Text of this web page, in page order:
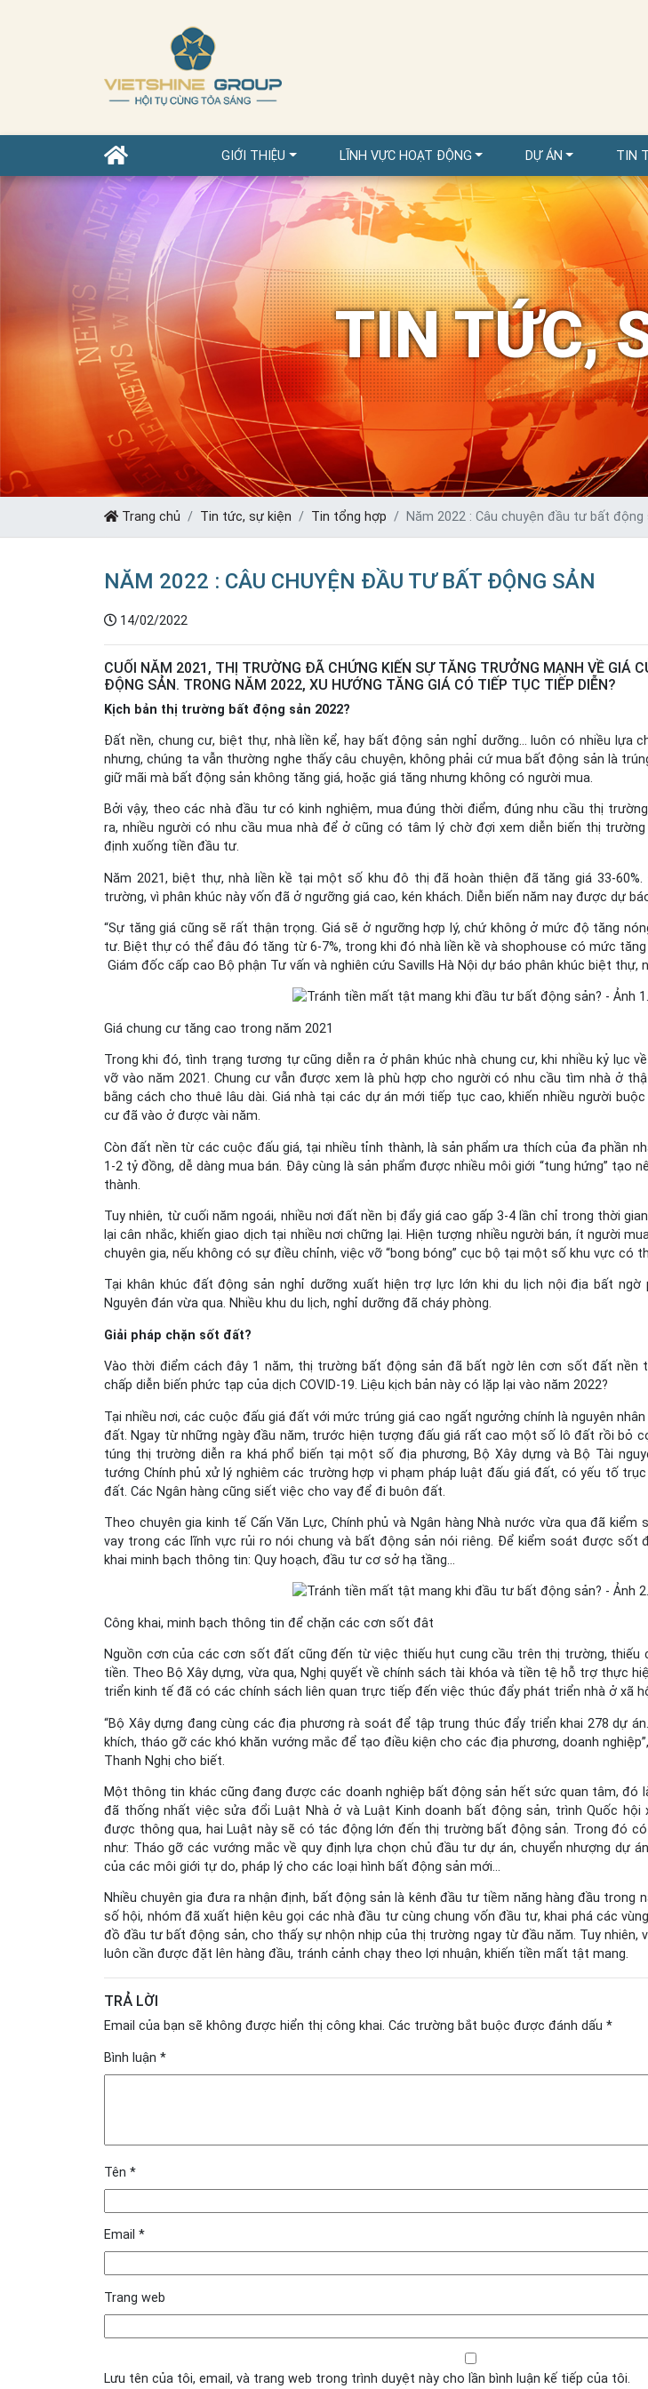
GIỚI THIỆU LĨNH VỰC HOẠT ĐỘNG DỰ ÁN TIN
TIN TỨC,
Trang chủ Tin tức, sự kiện Tin tổng hợp Năm 2022 : Câu chuyện đầu tư bất động
NĂM 2022 : CÂU CHUYỆN ĐẦU TƯ BẤT ĐỘNG SẢN
14/02/2022
CUỐI NĂM 2021, THỊ TRƯỜNG ĐÃ CHỨNG KIẾN SỰ TĂNG TRƯỞNG MẠNH VỀ GIÁ
ĐỘNG SẢN. TRONG NĂM 2022, XU HƯỚNG TĂNG GIÁ CÓ TIẾP TỤC TIẾP DIỄN?
Kịch bản thị trường bất động sản 2022?
Đất nền, chung cư, biệt thự, nhà liền kể, hay bất động sản nghỉ dưỡng… luôn có nhiều lựa
nhưng, chúng ta vẫn thường nghe thấy câu chuyện, không phải cứ mua bất động sản là
giữ mãi mà bất động sản không tăng giá, hoặc giá tăng nhưng không có người mua.
Bởi vậy, theo các nhà đầu tư có kinh nghiệm, mua đúng thời điểm, đúng nhu cầu thị
ra, nhiều người có nhu cầu mua nhà để ở cũng có tâm lý chờ đợi xem diễn biến thị
định xuống tiền đầu tư.
Năm 2021, biệt thự, nhà liền kề tại một số khu đô thị đã hoàn thiện đã tăng giá 33-
trường, vì phân khúc này vốn đã ở ngưỡng giá cao, kén khách. Diễn biến năm nay được dự
“Sự tăng giá cũng sẽ rất thận trọng. Giá sẽ ở ngưỡng hợp lý, chứ không ở mức độ tăng
tư. Biệt thự có thể đâu đó tăng từ 6-7%, trong khi đó nhà liền kề và shophouse có mức
Giám đốc cấp cao Bộ phận Tư vấn và nghiên cứu Savills Hà Nội dự báo phân khúc biệt thự,
Giá chung cư tăng cao trong năm 2021
Trong khi đó, tình trạng tương tự cũng diễn ra ở phân khúc nhà chung cư, khi nhiều kỷ lục
vỡ vào năm 2021. Chung cư vẫn được xem là phù hợp cho người có nhu cầu tìm nhà ở
bằng cách cho thuê lâu dài. Giá nhà tại các dự án mới tiếp tục cao, khiến nhiều người
cư đã vào ở được vài năm.
Còn đất nền từ các cuộc đấu giá, tại nhiều tỉnh thành, là sản phẩm ưa thích của đa phần
1-2 tỷ đồng, dễ dàng mua bán. Đây cùng là sản phẩm được nhiều môi giới “tung hứng” tạo
thành.
Tuy nhiên, từ cuối năm ngoái, nhiều nơi đất nền bị đẩy giá cao gấp 3-4 lần chỉ trong thời
lại cân nhắc, khiến giao dịch tại nhiều nơi chững lại. Hiện tượng nhiều người bán, ít người
chuyên gia, nếu không có sự điều chỉnh, việc vỡ “bong bóng” cục bộ tại một số khu vực có
Tại khân khúc đất động sản nghỉ dưỡng xuất hiện trợ lực lớn khi du lịch nội địa bất ngờ
Nguyên đán vừa qua. Nhiều khu du lịch, nghỉ dưỡng đã cháy phòng.
Giải pháp chặn sốt đất?
Vào thời điểm cách đây 1 năm, thị trường bất động sản đã bất ngờ lên cơn sốt đất nền
chấp diễn biến phức tạp của dịch COVID-19. Liệu kịch bản này có lặp lại vào năm 2022?
Tại nhiều nơi, các cuộc đấu giá đất với mức trúng giá cao ngất ngưởng chính là nguyên
đất. Ngay từ những ngày đầu năm, trước hiện tượng đấu giá rất cao một số lô đất rồi bỏ
túng thị trường diễn ra khá phổ biến tại một số địa phương, Bộ Xây dựng và Bộ Tài
tướng Chính phủ xử lý nghiêm các trường hợp vi phạm pháp luật đấu giá đất, có yếu tố
đất. Các Ngân hàng cũng siết việc cho vay để đi buôn đất.
Theo chuyên gia kinh tế Cấn Văn Lực, Chính phủ và Ngân hàng Nhà nước vừa qua đã
vay trong các lĩnh vực rủi ro nói chung và bất động sản nói riêng. Để kiểm soát được sốt
khai minh bạch thông tin: Quy hoạch, đầu tư cơ sở hạ tầng…
Công khai, minh bạch thông tin để chặn các cơn sốt đât
Nguồn cơn của các cơn sốt đất cũng đến từ việc thiếu hụt cung cầu trên thị trường, thiếu
tiền. Theo Bộ Xây dựng, vừa qua, Nghị quyết về chính sách tài khóa và tiền tệ hỗ trợ thực
triển kinh tế đã có các chính sách liên quan trực tiếp đến việc thúc đẩy phát triển nhà ở xã
“Bộ Xây dựng đang cùng các địa phương rà soát để tập trung thúc đẩy triển khai 278 dự
khích, tháo gỡ các khó khăn vướng mắc để tạo điều kiện cho các địa phương, doanh
Thanh Nghị cho biết.
Một thông tin khác cũng đang được các doanh nghiệp bất động sản hết sức quan tâm, đó
đã thống nhất việc sửa đổi Luật Nhà ở và Luật Kinh doanh bất động sản, trình Quốc hội
được thông qua, hai Luật này sẽ có tác động lớn đến thị trường bất động sản. Trong đó
như: Tháo gỡ các vướng mắc về quy định lựa chọn chủ đầu tư dự án, chuyển nhượng dự
của các môi giới tự do, pháp lý cho các loại hình bất động sản mới…
Nhiều chuyên gia đưa ra nhận định, bất động sản là kênh đầu tư tiềm năng hàng đầu trong
số hội, nhóm đã xuất hiện kêu gọi các nhà đầu tư cùng chung vốn đầu tư, khai phá các
đồ đầu tư bất động sản, cho thấy sự nhộn nhịp của thị trường ngay từ đầu năm. Tuy nhiên,
luôn cần được đặt lên hàng đầu, tránh cảnh chạy theo lợi nhuận, khiến tiền mất tật mang.
TRẢ LỜI
Email của bạn sẽ không được hiển thị công khai. Các trường bắt buộc được đánh dấu *
Bình luận *
Tên *
Email *
Trang web
Lưu tên của tôi, email, và trang web trong trình duyệt này cho lần bình luận kế tiếp của tôi.